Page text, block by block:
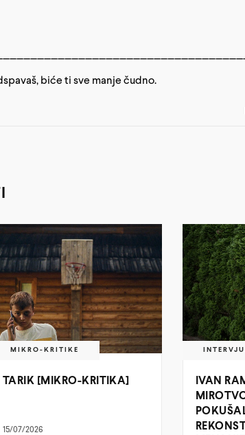
biće ti sve manje čudno.
MIKRO-KRITIKE
TARIK [MIKRO-KRITIKA]
15/07/2026
INTERVJUI
IVAN